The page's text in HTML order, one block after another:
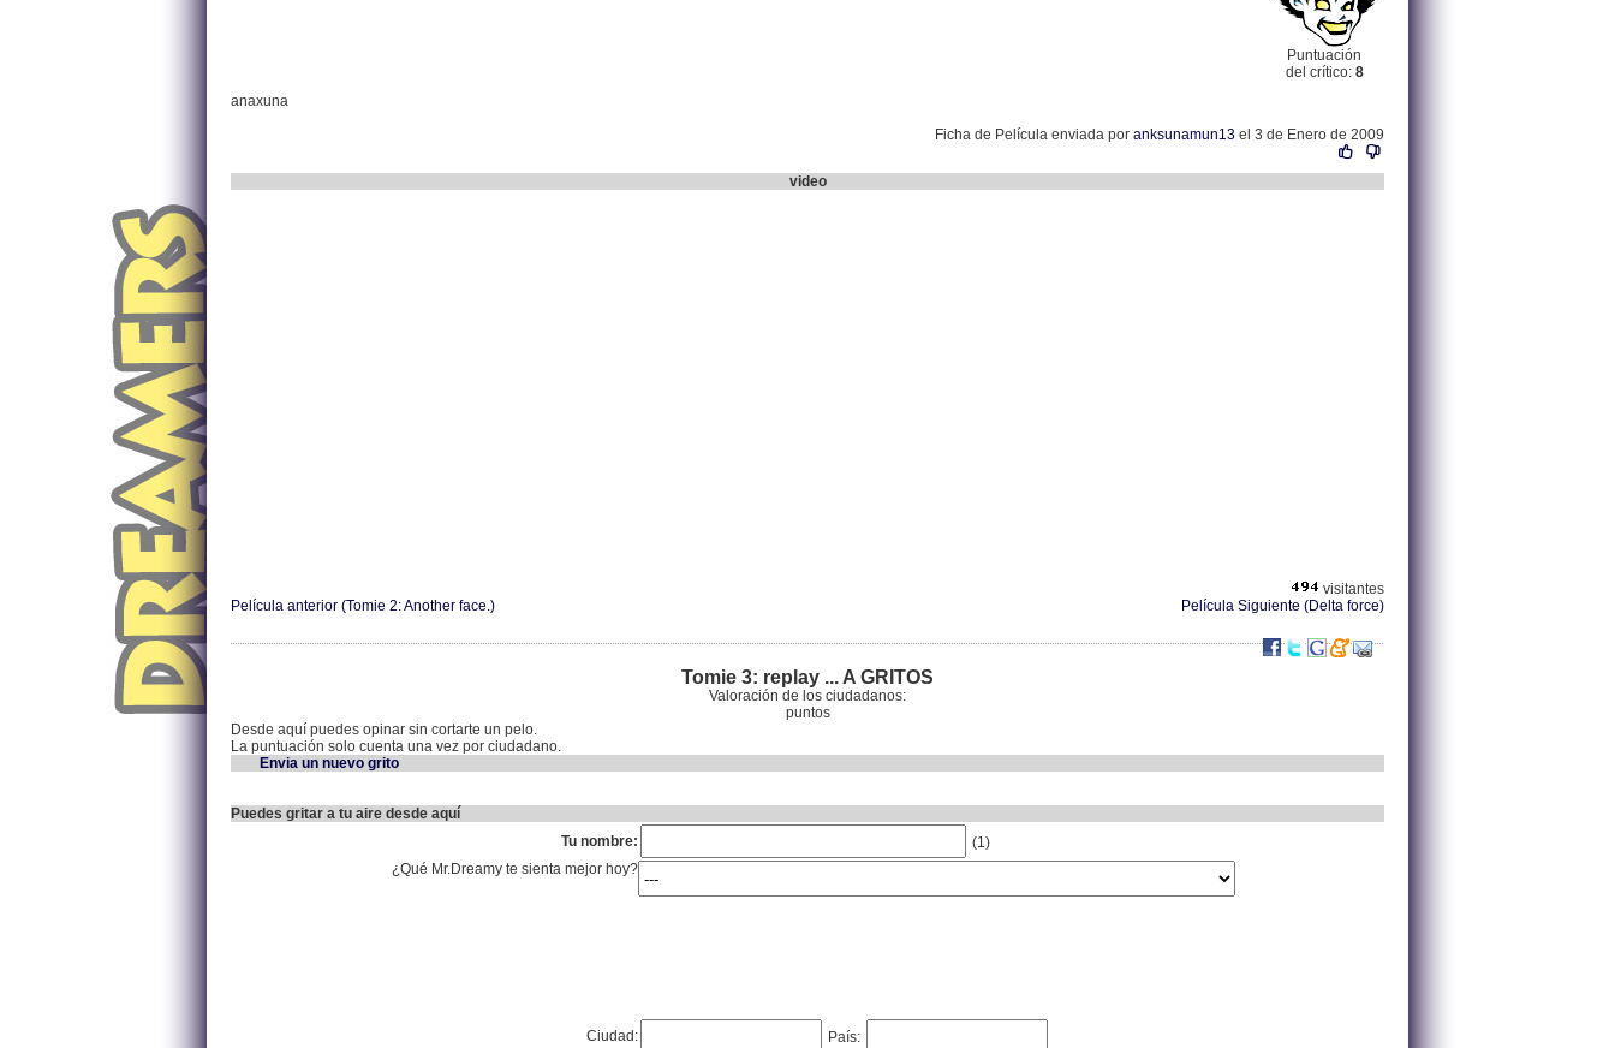
Puntuación
del crítico: 8
anaxuna
Ficha de Película enviada por anksunamun13 el 3 de Enero de 2009
video
visitantes
Película anterior (Tomie 2: Another face.)
Película Siguiente (Delta force)
Tomie 3: replay ... A GRITOS
Valoración de los ciudadanos:
puntos
Desde aquí puedes opinar sin cortarte un pelo.
La puntuación solo cuenta una vez por ciudadano.
Envia un nuevo grito
Puedes gritar a tu aire desde aquí
Tu nombre:
(1)
¿Qué Mr.Dreamy te sienta mejor hoy?
Ciudad: País: